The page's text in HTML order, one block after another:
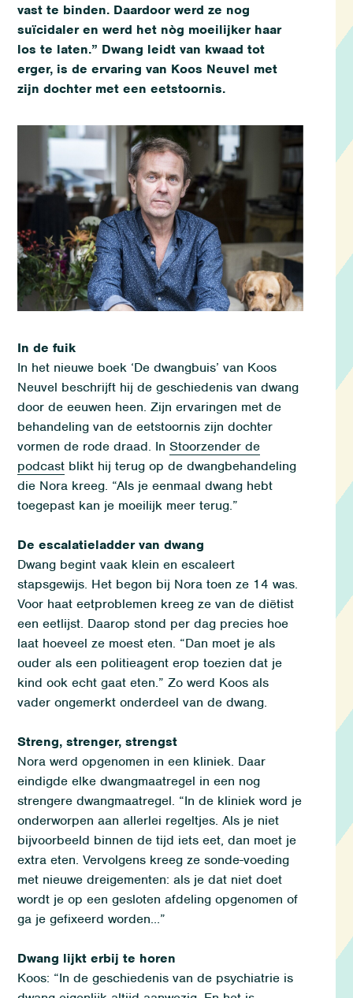
vast te binden. Daardoor werd ze nog
suïcidaler en werd het nòg moeilijker haar
los te laten.” Dwang leidt van kwaad tot
erger, is de ervaring van Koos Neuvel met
zijn dochter met een eetstoornis.
In de fuik
In het nieuwe boek ‘De dwangbuis’van Koos
Neuvel beschrijft hijde geschiedenisvan dwang
door de eeuwen heen.Zijnervaringen metde
behandeling vande eetstoorniszijn dochter
vormen de rode draad. InStoorzender de
podcast blikt hij terug op de dwangbehandeling
die Nora kreeg. “Als je eenmaal dwang hebt
toegepast kan je moeilijk meer terug.”
De escalatieladder van dwang
Dwang begint vaak kleinen escaleert
stapsgewijs. Het begon bij Nora toen ze 14 was.
Voor haat eetproblemen kreeg zevande diëtist
een eetlijst. Daarop stond per dag precies hoe
laat hoeveel ze moest eten. “Dan moet je als
ouder alseen politieagent eroptoezien dat je
kind ook echt gaat eten.”Zo werd Koosals
vader ongemerkt onderdeel van de dwang.
Streng, strenger, strengst
Nora werdopgenomen in een kliniek. Daar
eindigde elke dwangmaatregel in een nog
strengere dwangmaatregel. “In de kliniekword je
onderworpen aan allerlei regeltjes. Als je niet
bijvoorbeeld binnen de tijd iets eet, dan moet je
extra eten. Vervolgens kreeg ze sonde-voeding
met nieuwedreigementen:als je dat niet doet
wordt je op een gesloten afdeling opgenomen of
ga je gefixeerd worden…”
Dwang lijkt erbij te horen
Koos: “In de geschiedenis van de psychiatrie is